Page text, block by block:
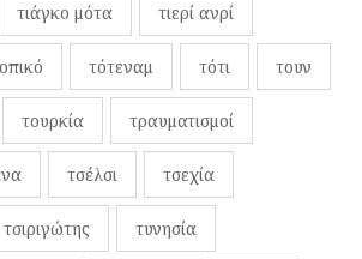
τιάγκο μότα τιερί ανρί
τότεναμ τότι τουν
τουρκία τραυματισμοί
τσέλσι τσεχία
τσιριγώτης τυνησία